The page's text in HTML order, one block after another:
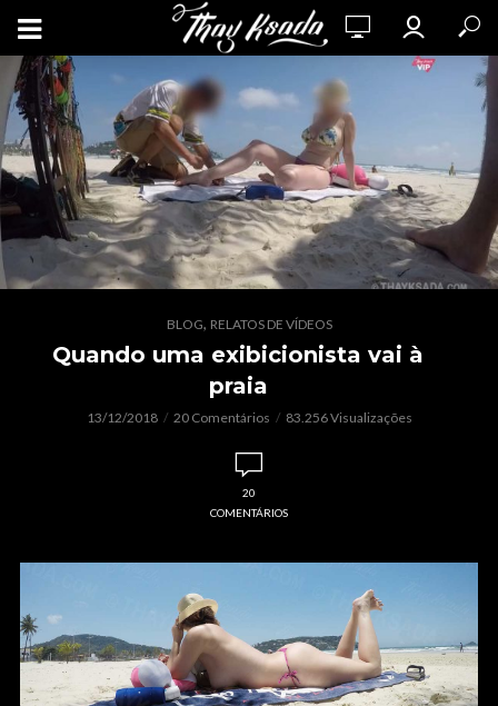
BLOG, RELATOS DE VÍDEOS
Quando uma exibicionista vai à
praia
13/12/2018 20 Comentários 83.256 Visualizações
20
COMENTÁRIOS